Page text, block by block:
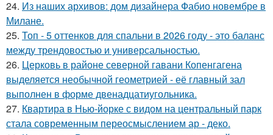
24. Из наших архивов: дом дизайнера Фабио новембре в
Милане.
25. Топ - 5 оттенков для спальни в 2026 году - это баланс
между трендовостью и универсальностью.
26. Церковь в районе северной гавани Копенгагена
выделяется необычной геометрией - её главный зал
выполнен в форме двенадцатиугольника.
27. Квартира в Нью-йорке с видом на центральный парк
стала современным переосмыслением ар - деко.